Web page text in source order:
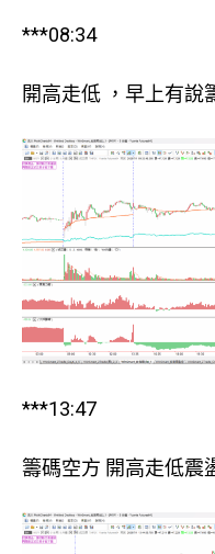
***08:34
開高走低 ，早上有說
***13:47
籌碼空方 開高走低震